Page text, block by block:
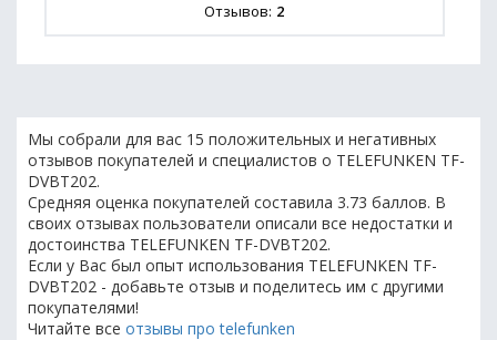
Отзывов: 2
Мы собрали для вас 15 положительных и негативных
отзывов покупателей и специалистов о TELEFUNKEN TF-
DVBT202.
Средняя оценка покупателей составила 3.73 баллов. В
своих отзывах пользователи описали все недостатки и
достоинства TELEFUNKEN TF-DVBT202.
Если у Вас был опыт использования TELEFUNKEN TF-
DVBT202 - добавьте отзыв и поделитесь им с другими
покупателями!
Читайте все отзывы про telefunken